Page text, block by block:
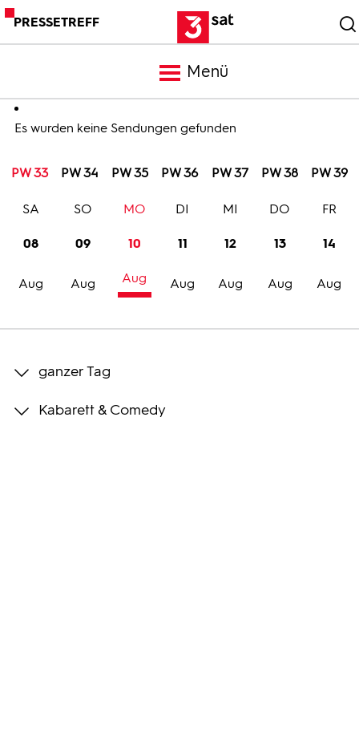
PRESSETREFF
Menü
Meldungen
Programm
Trailer
Bilder
Es wurden keine Sendungen gefunden
PW 33 PW 34 PW 35 PW 36 PW 37 PW 38 PW 39
08
Aug
SA
09
Aug
SO
10
Aug
MO
11
Aug
DI
12
Aug
MI
13
Aug
DO
14
Aug
FR
ganzer Tag
Kabarett & Comedy